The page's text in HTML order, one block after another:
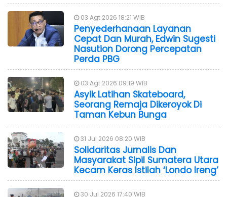
03 Agt 2026 18:21 WIB
Penyederhanaan Layanan
Cepat Dan Murah, Edwin Sugesti
Nasution Dorong Percepatan
Perda PBG
03 Agt 2026 09:19 WIB
Asyik Latihan Skateboard,
Seorang Remaja Dikeroyok Di
Taman Kebun Bunga
31 Jul 2026 08:20 WIB
Solidaritas Jurnalis Dan
Masyarakat Sipil Sumatera Utara
Kecam Keras Istilah ‘Londo Ireng’
30 Jul 2026 17:40 WIB